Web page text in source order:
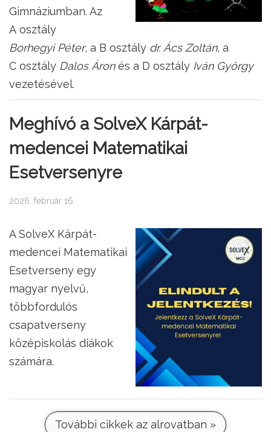
Gimnáziumban. Az
A osztály
Borhegyi Péter, a B osztály dr. Ács Zoltán, a
C osztály Dalos Áronés a D osztály Iván György
vezetésével.
Meghívó a SolveX Kárpát-
medencei Matematikai
Esetversenyre
2026. február 16.
A SolveX Kárpát-
medencei Matematikai
Esetverseny egy
magyar nyelvű,
többfordulós
csapatverseny
középiskolás diákok
számára.
További cikkek az alrovatban »